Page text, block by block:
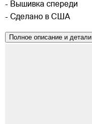
- Вышивка спереди
- Сделано в США
Полное описание и детали